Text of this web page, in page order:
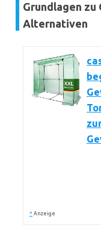
Grundlagen zu
Alternativen
* Anzeige